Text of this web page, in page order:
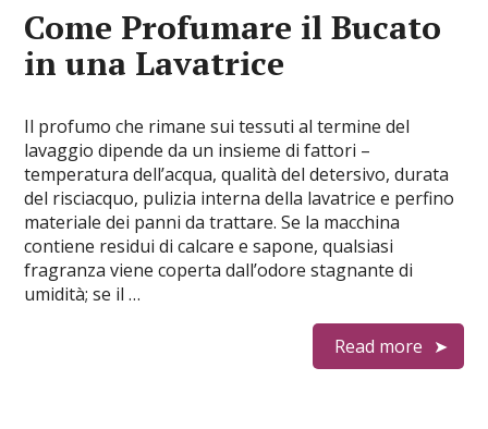
Come Profumare il Bucato
in una Lavatrice
Il profumo che rimane sui tessuti al termine del
lavaggio dipende da un insieme di fattori –
temperatura dell’acqua, qualità del detersivo, durata
del risciacquo, pulizia interna della lavatrice e perfino
materiale dei panni da trattare. Se la macchina
contiene residui di calcare e sapone, qualsiasi
fragranza viene coperta dall’odore stagnante di
umidità; se il …
Read more